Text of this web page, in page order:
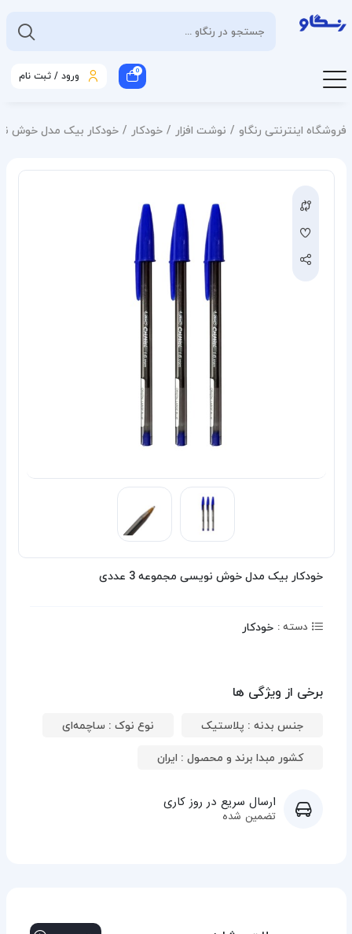
0 ورود / ثبت نام
فروشگاه اینترنتی رنگاو نوشت افزار خودکار خودکار بیک مدل خوش
خودکار بیک مدل خوش نویسی مجموعه 3 عددی
دسته : خودکار
برخی از ویژگی ها
جنس بدنه : پلاستیک
نوع نوک : ساچمه‌ای
کشور مبدا برند و محصول : ایران
ارسال سریع در روز کاری
تضمین شده